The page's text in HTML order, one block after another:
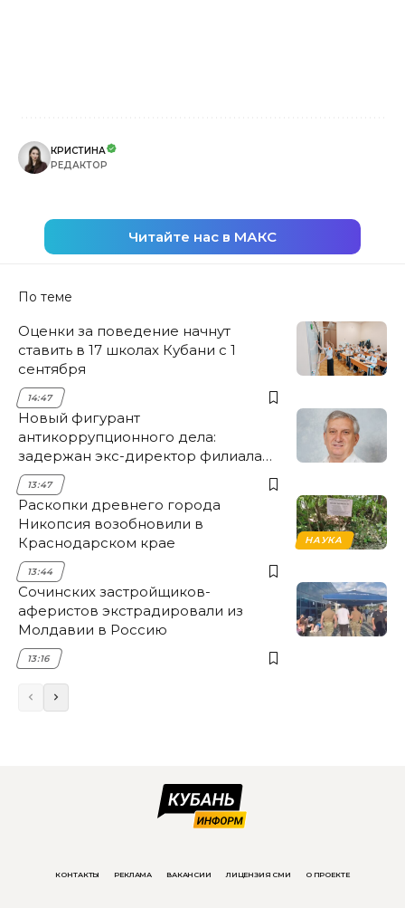
КРИСТИНА
РЕДАКТОР
Читайте нас в МАКС
По теме
Оценки за поведение начнут
ставить в 17 школах Кубани с 1
сентября
14:47
Новый фигурант
антикоррупционного дела:
задержан экс-директор филиала
НЭСК Крымска
13:47
НАУКА
Раскопки древнего города
Никопсия возобновили в
Краснодарском крае
13:44
Сочинских застройщиков-
аферистов экстрадировали из
Молдавии в Россию
13:16
КОНТАКТЫ РЕКЛАМА ВАКАНСИИ ЛИЦЕНЗИЯ СМИ О ПРОЕКТЕ